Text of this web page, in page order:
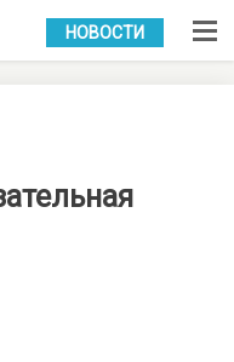
УКР РУС
НОВОСТИ